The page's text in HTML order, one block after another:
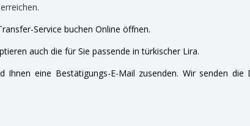
Service buchen Online öffnen.
auch die für Sie passende in türkischer Lira.
eine Bestätigungs-E-Mail zusenden. Wir senden die